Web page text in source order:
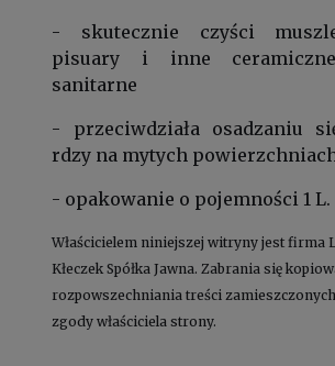
- skutecznie czyści
pisuary i inne
sanitarne
- przeciwdziała osadzaniu
rdzy na mytych
- opakowanie o pojemności 1 L.
Właścicielem niniejszej witryny jest firma
Kłeczek Spółka Jawna. Zabrania się
rozpowszechniania treści
zgody właściciela strony.